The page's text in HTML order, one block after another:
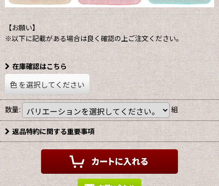
【お願い】
※以下に記載がある場合は良く確認の上ご注文ください。
在庫確認はこちら
色を選択してください
数量: 組
返品特約に関する重要事項